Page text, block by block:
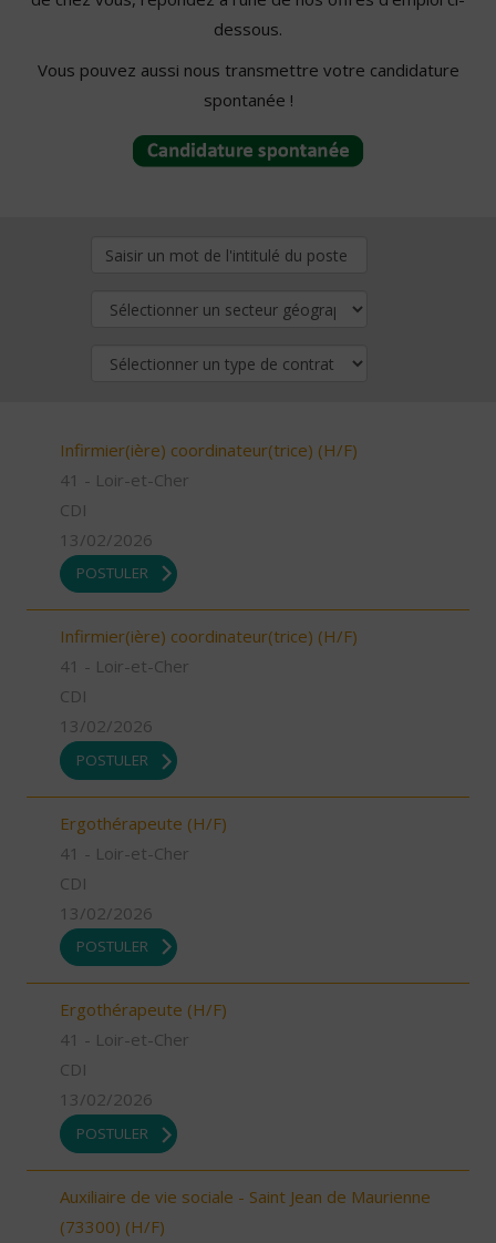
dessous.
Vous pouvez aussi nous transmettre votre candidature
spontanée !
Infirmier(ière) coordinateur(trice) (H/F)
41 - Loir-et-Cher
CDI
13/02/2026
POSTULER
Infirmier(ière) coordinateur(trice) (H/F)
41 - Loir-et-Cher
CDI
13/02/2026
POSTULER
Ergothérapeute (H/F)
41 - Loir-et-Cher
CDI
13/02/2026
POSTULER
Ergothérapeute (H/F)
41 - Loir-et-Cher
CDI
13/02/2026
POSTULER
Auxiliaire de vie sociale - Saint Jean de Maurienne
(73300) (H/F)